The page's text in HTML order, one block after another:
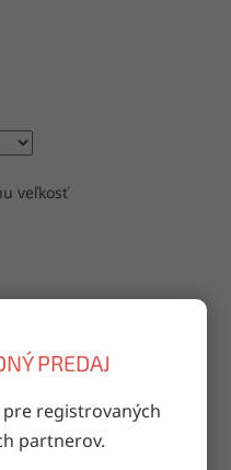
PREDAJ
registrovaných
partnerov.
veľkosť
dňa